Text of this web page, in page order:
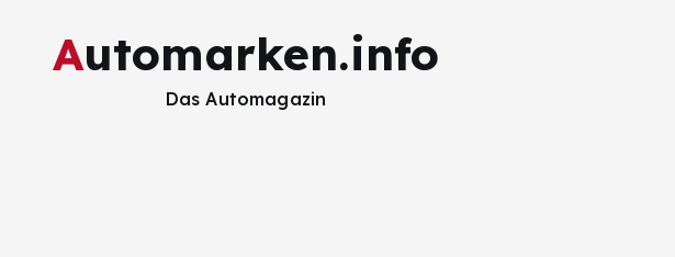
Automarken.info
Das Automagazin